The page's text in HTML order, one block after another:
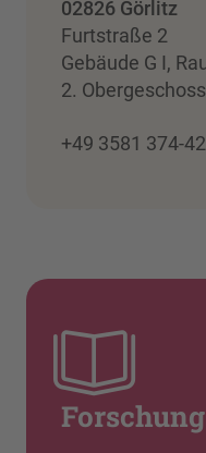
02826 Görlitz
Furtstraße 2
Gebäude G I,
2. Obergeschoss
+49 3581 374-